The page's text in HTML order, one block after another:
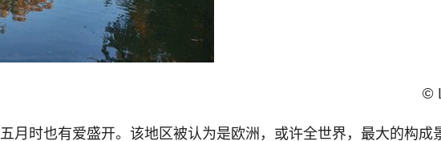
©
五月时也有爱盛开。该地区被认为是欧洲，或许全世界，最大的构成